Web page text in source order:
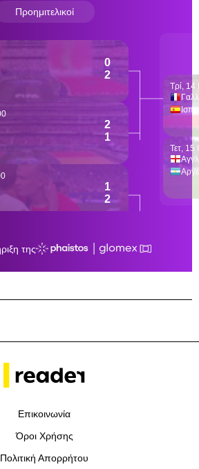
Επικοινωνία
Όροι Χρήσης
Πολιτική Απορρήτου